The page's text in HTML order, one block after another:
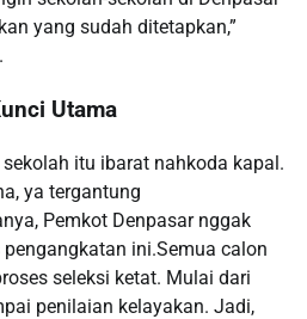
yang sudah ditetapkan,”
Utama
itu ibarat nahkoda kapal.
ya tergantung
Pemkot Denpasar nggak
ini.Semua calon
seleksi ketat. Mulai dari
penilaian kelayakan. Jadi,